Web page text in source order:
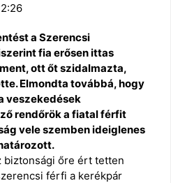
a Szerencsi
fia erősen ittas
ott őt szidalmazta,
Elmondta továbbá, hogy
veszekedések
rendőrök a fiatal férfit
vele szemben ideiglenes
biztonsági őre ért tetten
férfi a kerékpár